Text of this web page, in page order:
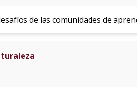
de las comunidades de